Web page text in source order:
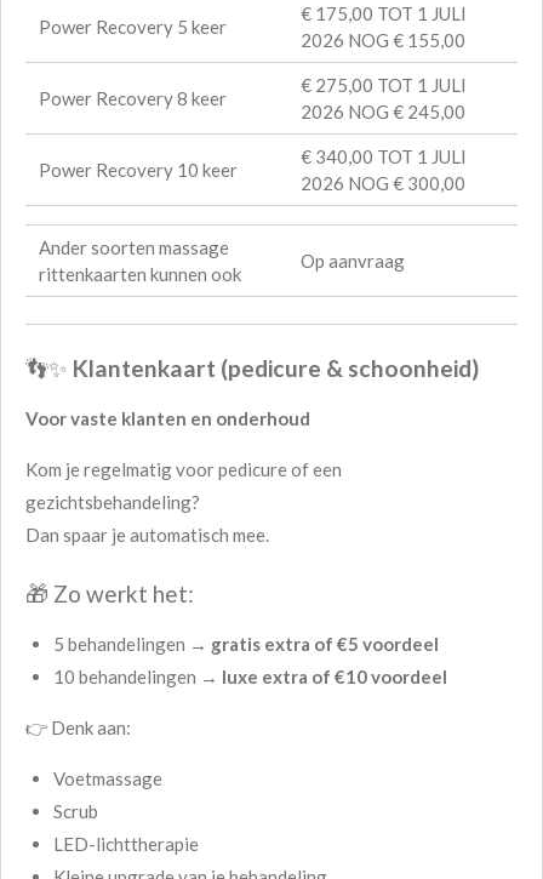
Power Recovery 5 keer
€ 175,00 TOT 1 JULI
2026 NOG € 155,00
Power Recovery 8 keer
€ 275,00 TOT 1 JULI
2026 NOG € 245,00
Power Recovery 10 keer
€ 340,00 TOT 1 JULI
2026 NOG € 300,00
Ander soorten massage
rittenkaarten kunnen ook
Op aanvraag
👣✨ Klantenkaart (pedicure & schoonheid)
Voor vaste klanten en onderhoud
Kom je regelmatig voor pedicure of een
gezichtsbehandeling?
Dan spaar je automatisch mee.
🎁 Zo werkt het:
5 behandelingen → gratis extra of €5 voordeel
10 behandelingen → luxe extra of €10 voordeel
👉 Denk aan:
Voetmassage
Scrub
LED-lichttherapie